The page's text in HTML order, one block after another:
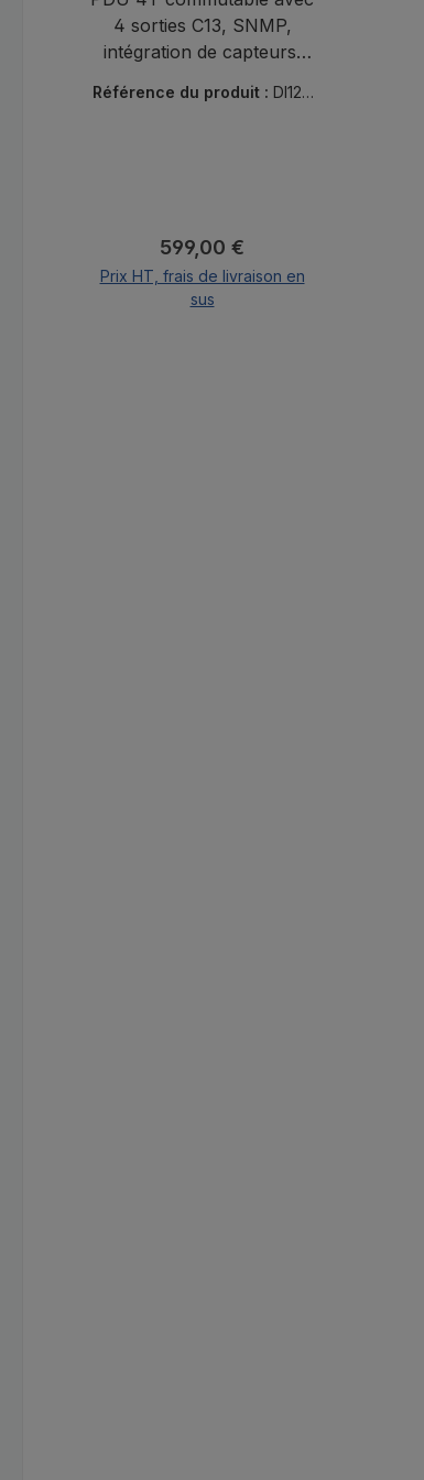
4 sorties C13, SNMP,
intégration de capteurs,
contrôle à distance, Green
Référence du produit : DI120
Prix régulier :
599,00 €
Prix HT, frais de livraison en
sus